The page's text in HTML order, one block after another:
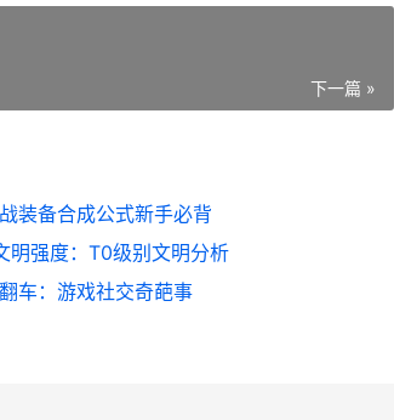
下一篇 »
装备合成公式新手必背
明强度：T0级别文明分析
车：游戏社交奇葩事